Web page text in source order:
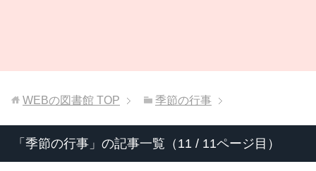
WEBの図書館 TOP 季節の行事
「季節の行事」の記事一覧（11 / 11ページ目）